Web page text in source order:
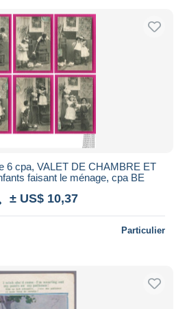
6 cpa, VALET DE CHAMBRE ET
faisant le ménage, cpa BE
± US$ 10,37
Particulier